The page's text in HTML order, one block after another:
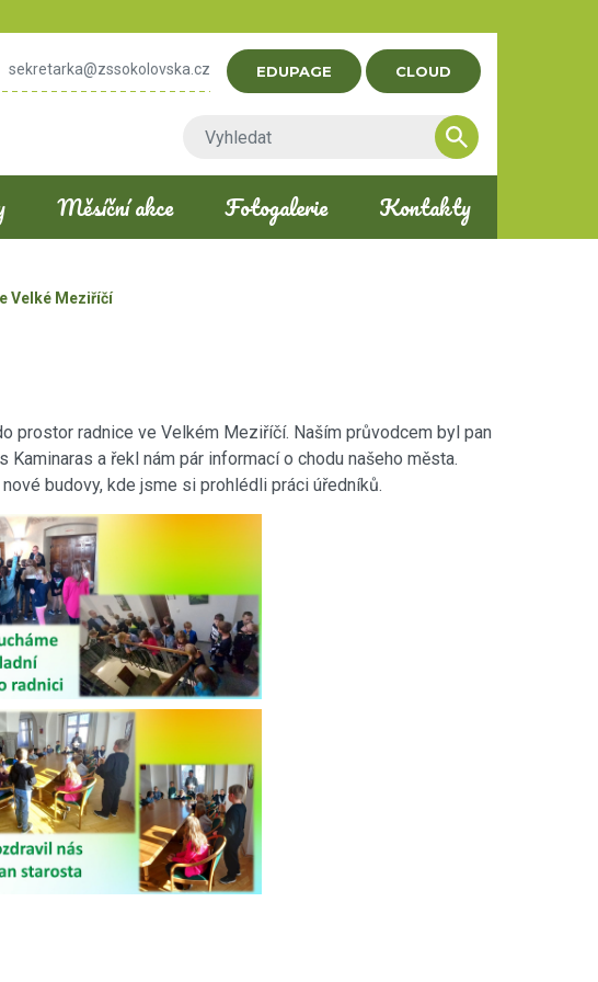
sekretarka@zssokolovska.cz EDUPAGE CLOUD
Měsíční akce Fotogalerie Kontakty
Velké Meziříčí
prostor radnice ve Velkém Meziříčí. Naším průvodcem byl pan
a řekl nám pár informací o chodu našeho města.
budovy, kde jsme si prohlédli práci úředníků.